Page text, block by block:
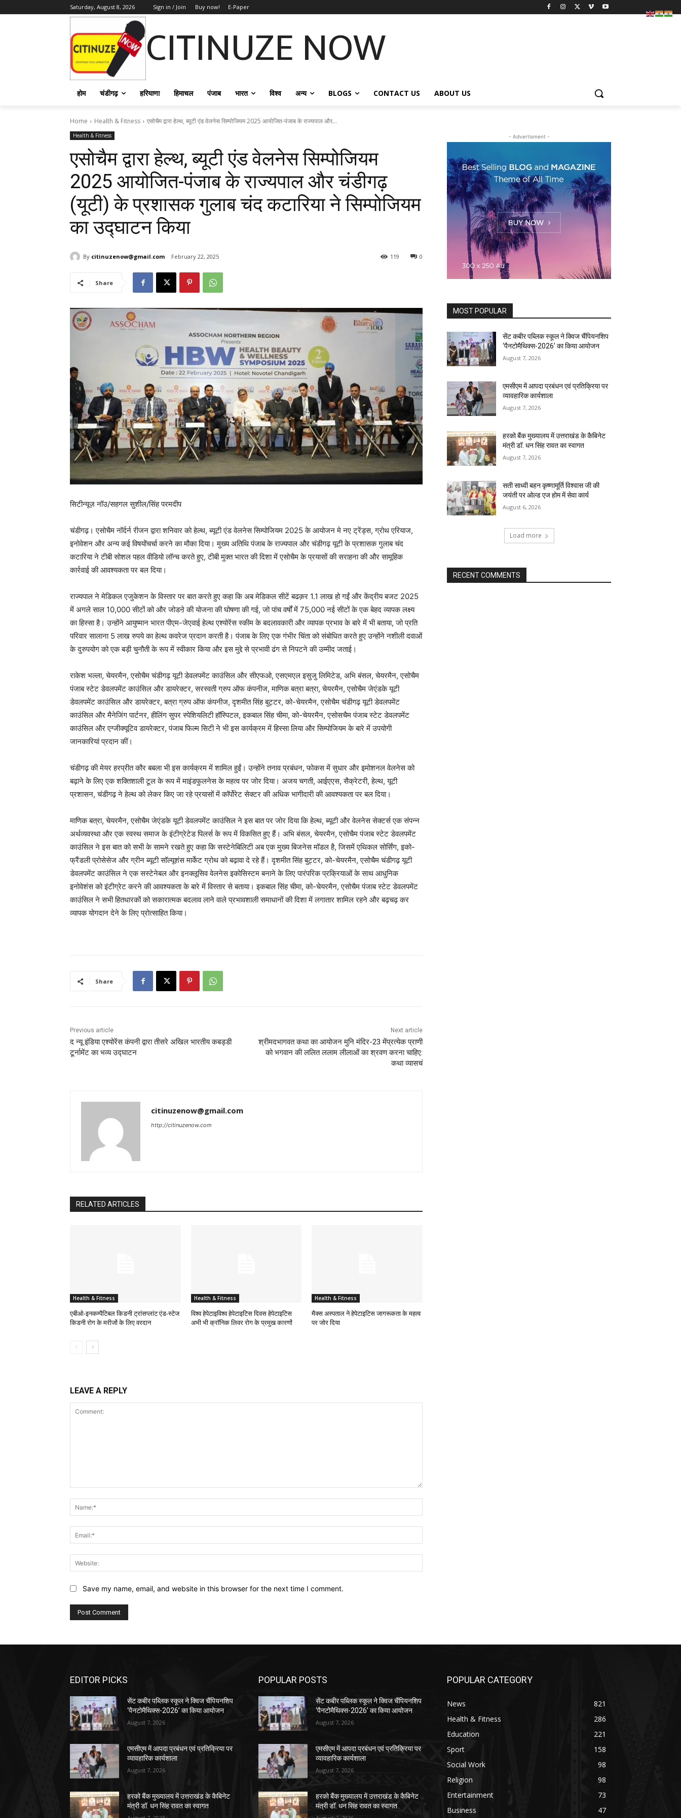
Saturday, August 8, 2026 Sign in / Join Buy now! E-Paper
CITINUZE NOW
होम चंडीगढ़ हरियाणा हिमाचल पंजाब भारत विश्व अन्य BLOGS CONTACT US ABOUT US
Home Health & Fitness एसोचैम द्वारा हेल्थ, ब्यूटी एंड वेलनेस सिम्पोजियम 2025 आयोजित-पंजाब के राज्यपाल और...
Health & Fitness
एसोचैम द्वारा हेल्थ, ब्यूटी एंड वेलनेस सिम्पोजियम
2025 आयोजित-पंजाब के राज्यपाल और चंडीगढ़
(यूटी) के प्रशासक गुलाब चंद कटारिया ने सिम्पोजियम
का उद्घाटन किया
By citinuzenow@gmail.com February 22, 2025 0
119
Share
सिटीन्यूज़ नॉउ/सहगल सुशील/सिंह परमदीप
चंडीगढ़। एसोचैम नॉर्दर्न रीजन द्वारा शनिवार को हेल्थ, ब्यूटी एंड वेलनेस सिम्पोजियम 2025 के आयोजन मे नए ट्रेंड्स, ग्रोथ एरियाज,
इनोवेशन और अन्य कई विषयोंचर्चा करने का मौका दिया। मुख्य अतिथि पंजाब के राज्यपाल और चंडीगढ़ यूटी के प्रशासक गुलाब चंद
कटारिया ने टीबी सोशल पहल वीडियो लॉन्च करते हुए, टीबी मुक्त भारत की दिशा में एसोचैम के प्रयासों की सराहना की और सामूहिक
कार्रवाई की आवश्यकता पर बल दिया।
राज्यपाल ने मेडिकल एजुकेशन के विस्तार पर बात करते हुए कहा कि अब मेडिकल सीटें बढक़र 1.1 लाख हो गईं और केंद्रीय बजट 2025
में अगले साल 10,000 सीटों को और जोडऩे की योजना की घोषणा की गई, जो पांच वर्षों में 75,000 नई सीटों के एक बेहद व्यापक लक्ष्य
का हिस्सा है। उन्होंने आयुष्मान भारत पीएम-जेएवाई हेल्थ एश्योरेंस स्कीम के बदलावकारी और व्यापक प्रभाव के बारे में भी बताया, जो प्रति
परिवार सालाना 5 लाख रुपये का हेल्थ कवरेज प्रदान करती है। पंजाब के लिए एक गंभीर चिंता को संबोधित करते हुए उन्होंने नशीली दवाओं
के दुरुपयोग को एक बड़ी चुनौती के रूप में स्वीकार किया और इस मुद्दे से प्रभावी ढंग से निपटने की उम्मीद जताई।
राकेश भल्ला, चेयरमैन, एसोचैम चंडीगढ़ यूटी डेवलपमेंट काउंसिल और सीएफओ, एसएमएल इसुजु लिमिटेड, अभि बंसल, चेयरमैन, एसोचैम
पंजाब स्टेट डेवलपमेंट काउंसिल और डायरेक्टर, सरस्वती ग्रुप ऑफ कंपनीज, माणिक बत्रा बत्रा, चेयरमैन, एसोचैम जेएंडके यूटी
डेवलपमेंट काउंसिल और डायरेक्टर, बत्रा ग्रुप ऑफ कंपनीज, दृशमीत सिंह बुट्टर, को-चेयरमैन, एसोचैम चंडीगढ़ यूटी डेवलपमेंट
काउंसिल और मैनेजिंग पार्टनर, हीलिंग सुपर स्पेशियलिटी हॉस्पिटल, इकबाल सिंह चीमा, को-चेयरमैन, एसोसचैम पंजाब स्टेट डेवलपमेंट
काउंसिल और एग्जीक्यूटिव डायरेक्टर, पंजाब फिल्म सिटी ने भी इस कार्यक्रम में हिस्सा लिया और सिम्पोजियम के बारे में उपयोगी
जानकारियां प्रदान कीं।
चंडीगढ़ की मेयर हरप्रीत कौर बबला भी इस कार्यक्रम में शामिल हुईं। उन्होंने तनाव प्रबंधन, फोकस में सुधार और इमोशनल वेलनेस को
बढ़ाने के लिए एक शक्तिशाली टूल के रूप में माइंडफुलनेस के महत्व पर जोर दिया। अजय चगती, आईएएस, सैक्रेटरी, हेल्थ, यूटी
प्रशासन, चंडीगढ़ ने हेल्थ को लेकर किए जा रहे प्रयासों में कॉर्पोरेट सेक्टर की अधिक भागीदारी की आवश्यकता पर बल दिया।
माणिक बत्रा, चेयरमैन, एसोचैम जेएंडके यूटी डेवलपमेंट काउंसिल ने इस बात पर जोर दिया कि हेल्थ, ब्यूटी और वेलनेस सेक्टर्स एक संपन्न
अर्थव्यवस्था और एक स्वस्थ समाज के इंटीग्रेटेड पिलर्स के रूप में विकसित हुए हैं। अभि बंसल, चेयरमैन, एसोचैम पंजाब स्टेट डेवलपमेंट
काउंसिल ने इस बात को सभी के सामने रखते हुए कहा कि सस्टेनेबिलिटी अब एक मुख्य बिजनेस मॉडल है, जिसमें एथिकल सोर्सिंग, इको-
फ्रैंडली प्रोसेसेज और ग्रीन ब्यूटी सॉल्यूशंस मार्केट ग्रोथ को बढ़ावा दे रहे हैं। दृशमीत सिंह बुट्टर, को-चेयरमैन, एसोचैम चंडीगढ़ यूटी
डेवलपमेंट काउंसिल ने एक सस्टेनेबल और इनक्लूसिव वेलनेस इकोसिस्टम बनाने के लिए पारंपरिक प्रक्रियाओं के साथ आधुनिक
इनोवेशंस को इंटीग्रेट करने की आवश्यकता के बारे में विस्तार से बताया। इकबाल सिंह चीमा, को-चेयरमैन, एसोचैम पंजाब स्टेट डेवलपमेंट
काउंसिल ने सभी हितधारकों को सकारात्मक बदलाव लाने वाले प्रभावशाली समाधानों की दिशा में लगातार शामिल रहने और बढ़चढ़ कर
व्यापक योगदान देने के लिए प्रोत्साहित किया।
Share
Previous article
द न्यू इंडिया एश्योरेंस कंपनी द्वारा तीसरे अखिल भारतीय कबड्डी
टूर्नामेंट का भव्य उद्घाटन
Next article
श्रीमदभागवत कथा का आयोजन मुनि मंदिर-23 मेंप्रत्येक प्राणी
को भगवान की ललित ललाम लीलाओं का श्रवण करना चाहिए:
कथा व्यासचं
citinuzenow@gmail.com
http://citinuzenow.com
RELATED ARTICLES
Health & Fitness
एबीओ-इनकम्पैटिबल किडनी ट्रांसप्लांट एंड-स्टेज
किडनी रोग के मरीजों के लिए वरदान
Health & Fitness
विश्व हेपेटाइविश्व हेपेटाइटिस दिवस हेपेटाइटिस
अभी भी क्रॉनिक लिवर रोग के प्रमुख कारणों
Health & Fitness
मैक्स अस्पताल ने हेपेटाइटिस जागरूकता के महत्व
पर जोर दिया
LEAVE A REPLY
Save my name, email, and website in this browser for the next time I comment.
- Advertisment -
MOST POPULAR
सेंट कबीर पब्लिक स्कूल ने क्विज चैंपियनशिप
‘पैनटोमैथिक्स-2026’ का किया आयोजन
August 7, 2026
एमसीएम में आपदा प्रबंधन एवं प्रतिक्रिया पर
व्यावहारिक कार्यशाला
August 7, 2026
हरको बैंक मुख्यालय में उत्तराखंड के कैबिनेट
मंत्री डॉ. धन सिंह रावत का स्वागत
August 7, 2026
सती साध्वी बहन कृष्णामूर्ति विश्वास जी की
जयंती पर ओल्ड एज होम में सेवा कार्य
August 6, 2026
Load more
RECENT COMMENTS
EDITOR PICKS
सेंट कबीर पब्लिक स्कूल ने क्विज चैंपियनशिप
‘पैनटोमैथिक्स-2026’ का किया आयोजन
August 7, 2026
एमसीएम में आपदा प्रबंधन एवं प्रतिक्रिया पर
व्यावहारिक कार्यशाला
August 7, 2026
हरको बैंक मुख्यालय में उत्तराखंड के कैबिनेट
मंत्री डॉ. धन सिंह रावत का स्वागत
POPULAR POSTS
सेंट कबीर पब्लिक स्कूल ने क्विज चैंपियनशिप
‘पैनटोमैथिक्स-2026’ का किया आयोजन
August 7, 2026
एमसीएम में आपदा प्रबंधन एवं प्रतिक्रिया पर
व्यावहारिक कार्यशाला
August 7, 2026
हरको बैंक मुख्यालय में उत्तराखंड के कैबिनेट
मंत्री डॉ. धन सिंह रावत का स्वागत
POPULAR CATEGORY
News
821
Health & Fitness
286
Education
221
Sport
158
Social Work
98
Religion
98
Entertainment
73
Business
47